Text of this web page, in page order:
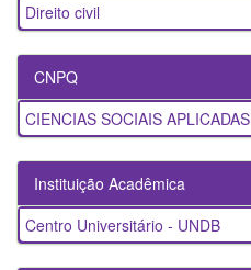
Direito civil
CNPQ
CIENCIAS SOCIAIS APLICADAS
Instituição Acadêmica
Centro Universitário - UNDB